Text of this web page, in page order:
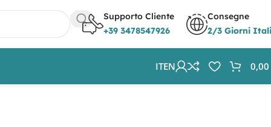
Supporto Cliente
+39 3478547926
Consegne
2/3 Giorni
ITEN
0,00